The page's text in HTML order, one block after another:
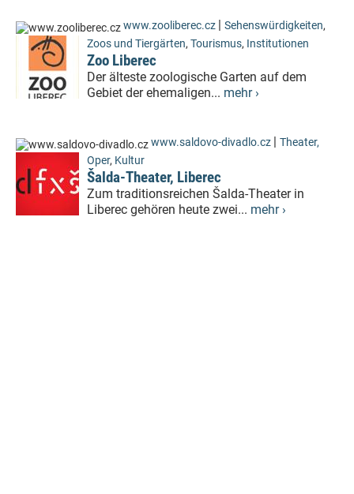
www.zooliberec.cz | Sehenswürdigkeiten,
Zoos und Tiergärten, Tourismus, Institutionen
Zoo Liberec
Der älteste zoologische Garten auf dem
Gebiet der ehemaligen... mehr ›
www.saldovo-divadlo.cz | Theater,
Oper, Kultur
Šalda-Theater, Liberec
Zum traditionsreichen Šalda-Theater in
Liberec gehören heute zwei... mehr ›